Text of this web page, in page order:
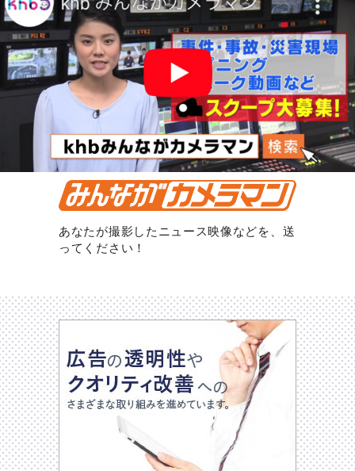
あなたが撮影したニュース映像などを、送
ってください！